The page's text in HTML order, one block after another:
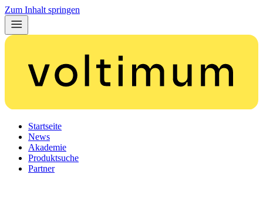
Zum Inhalt springen
Startseite
News
Akademie
Produktsuche
Partner